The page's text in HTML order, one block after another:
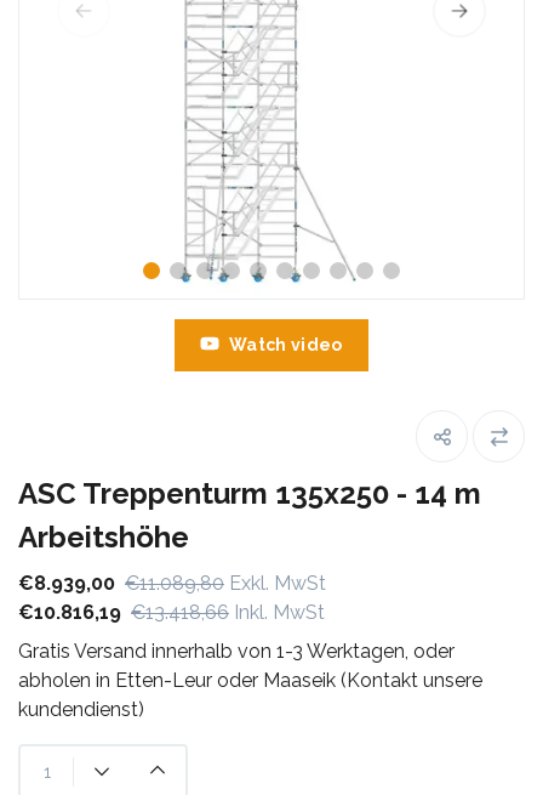
Watch video
ASC Treppenturm 135x250 - 14 m
Arbeitshöhe
€8.939,00 €11.089,80 Exkl. MwSt
€10.816,19 €13.418,66 Inkl. MwSt
Gratis Versand innerhalb von 1-3 Werktagen, oder
abholen in Etten-Leur oder Maaseik (Kontakt unsere
kundendienst)